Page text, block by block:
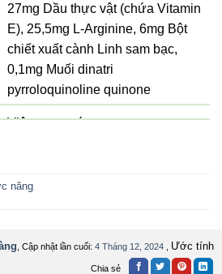
27mg Dầu thực vật (chứa Vitamin
E), 25,5mg L-Arginine, 6mg Bột
chiết xuất cành Linh sam bạc,
0,1mg Muối dinatri
pyrroloquinoline quinone
Viên nang cứng
Sunsho Pharmaceutical Co.,Ltd.
TCCS
năng
, Cập nhật lần cuối: 4 Tháng 12, 2024
Ước tính
Chia sẻ